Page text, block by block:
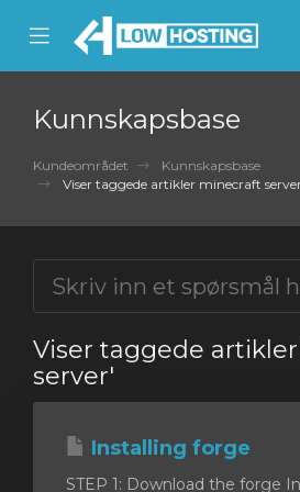
Mobile
Menu
Kunnskapsbase
Kundeområdet
Kunnskapsbase
Viser taggede artikler minecraft
Viser taggede
server'
Installing forge
STEP 1: Download the forge